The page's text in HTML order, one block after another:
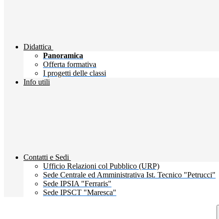
Didattica
Panoramica
Offerta formativa
I progetti delle classi
Info utili
Contatti e Sedi
Ufficio Relazioni col Pubblico (URP)
Sede Centrale ed Amministrativa Ist. Tecnico "Petrucci"
Sede IPSIA "Ferraris"
Sede IPSCT "Maresca"